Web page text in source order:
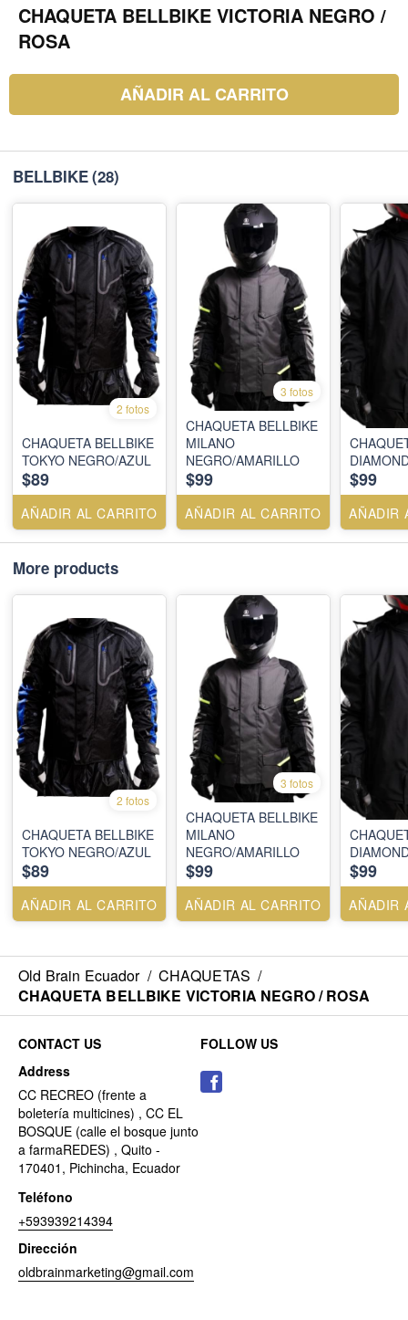
CHAQUETA BELLBIKE VICTORIA NEGRO /
ROSA
AÑADIR AL CARRITO
BELLBIKE(28)
2 fotos
CHAQUETA BELLBIKE
TOKYO NEGRO/AZUL
$89
AÑADIR AL CARRITO
3 fotos
CHAQUETA BELLBIKE
MILANO
NEGRO/AMARILLO
$99
AÑADIR AL CARRITO
$99
AÑADIR
More products
2 fotos
CHAQUETA BELLBIKE
TOKYO NEGRO/AZUL
$89
AÑADIR AL CARRITO
3 fotos
CHAQUETA BELLBIKE
MILANO
NEGRO/AMARILLO
$99
AÑADIR AL CARRITO
$99
AÑADIR
Old Brain Ecuador / CHAQUETAS /
CHAQUETA BELLBIKE VICTORIA NEGRO / ROSA
CONTACT US
Address
CC RECREO (frente a
boletería multicines) , CC EL
BOSQUE (calle el bosque junto
a farmaREDES) , Quito -
170401, Pichincha, Ecuador
Teléfono
+593939214394
Dirección
oldbrainmarketing@gmail.com
FOLLOW US